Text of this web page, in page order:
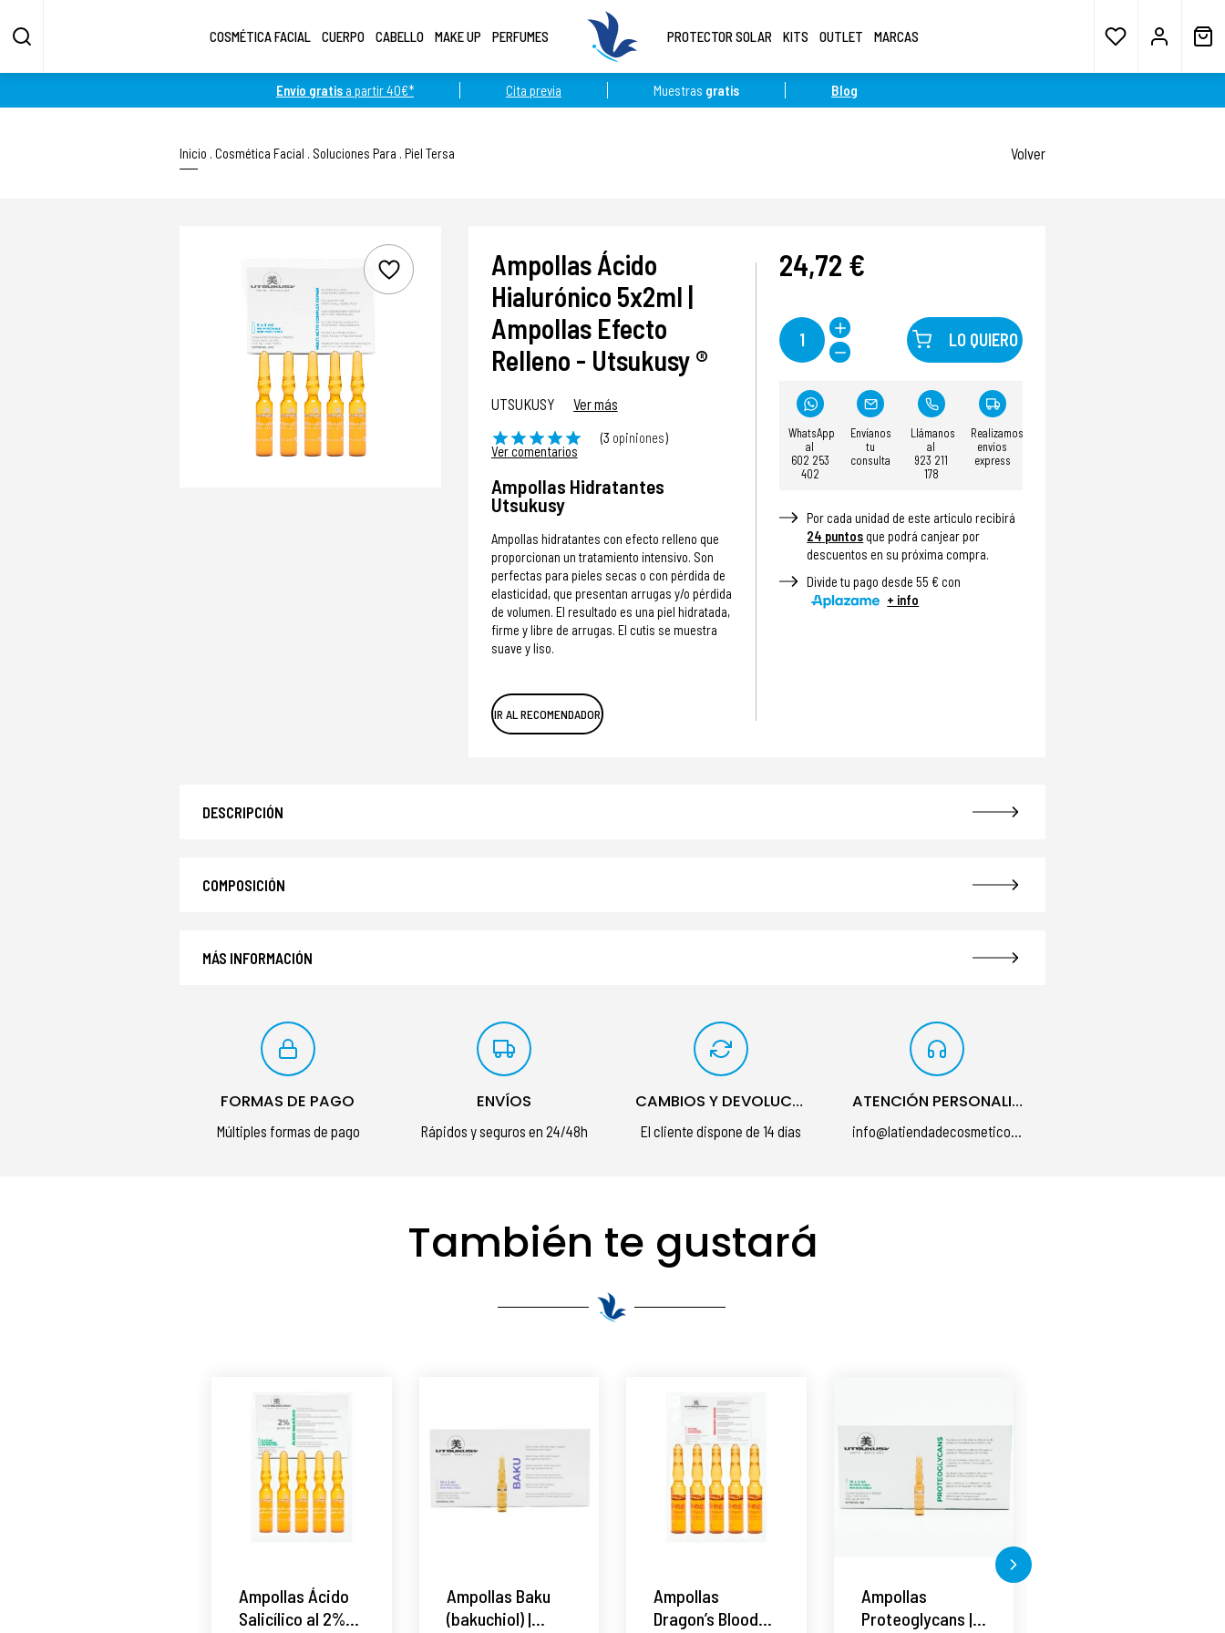
Envío gratis a partir 40€* Cita previa Muestras gratis Blog
COSMÉTICA FACIAL CUERPO CABELLO MAKE UP PERFUMES PROTECTOR SOLAR KITS OUTLET MARCAS
Inicio Cosmética Facial Soluciones Para Piel Tersa Volver
Ampollas Ácido
Hialurónico 5x2ml |
Ampollas Efecto
Relleno - Utsukusy ®
UTSUKUSY Ver más
(3 opiniones)
Ver comentarios
Ampollas Hidratantes
Utsukusy
Ampollas hidratantes con efecto relleno que
proporcionan un tratamiento intensivo. Son
perfectas para pieles secas o con pérdida de
elasticidad, que presentan arrugas y/o pérdida
de volumen. El resultado es una piel hidratada,
firme y libre de arrugas. El cutis se muestra
suave y liso.
IR AL RECOMENDADOR
24,72 €
1 LO QUIERO
WhatsApp
al
602 253
402
Envíanos
tu
consulta
Llámanos
al
923 211
178
Realizamos
envíos
express
Por cada unidad de este articulo recibirá
24 puntos que podrá canjear por
descuentos en su próxima compra.
Divide tu pago desde 55 € con
+ info
DESCRIPCIÓN
COMPOSICIÓN
MÁS INFORMACIÓN
FORMAS DE PAGO
Múltiples formas de pago
ENVÍOS
Rápidos y seguros en 24/48h
CAMBIOS Y DEVOLUCIONES
El cliente dispone de 14 días
ATENCIÓN PERSONALIZADA
info@latiendadecosmeticos.com
También te gustará
Ampollas Ácido
Salicílico al 2%
Ampollas Baku
(bakuchiol) |
Ampollas
Dragon’s Blood
Ampollas
Proteoglycans |